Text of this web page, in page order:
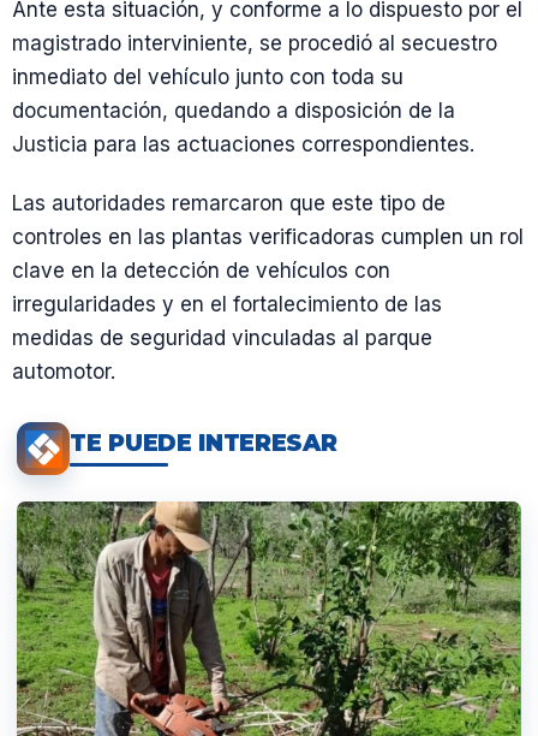
Ante esta situación, y conforme a lo dispuesto por el
magistrado interviniente, se procedió al secuestro
inmediato del vehículo junto con toda su
documentación, quedando a disposición de la
Justicia para las actuaciones correspondientes.
Las autoridades remarcaron que este tipo de
controles en las plantas verificadoras cumplen un rol
clave en la detección de vehículos con
irregularidades y en el fortalecimiento de las
medidas de seguridad vinculadas al parque
automotor.
TE PUEDE INTERESAR